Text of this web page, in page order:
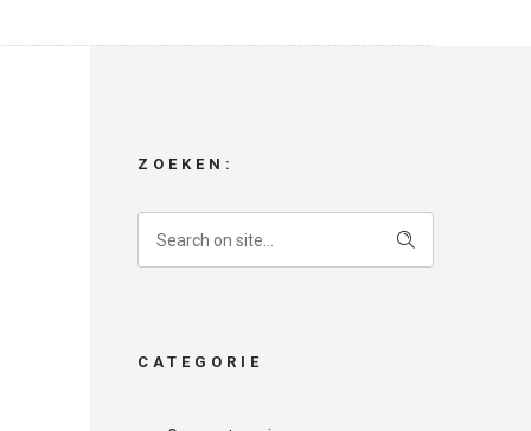
ZOEKEN:
CATEGORIE